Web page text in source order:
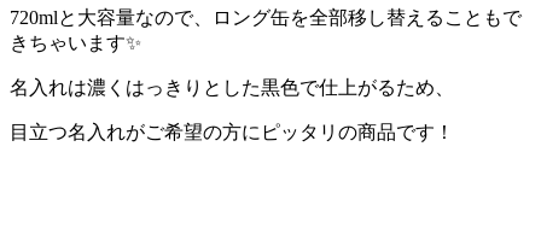
720mlと大容量なので、ロング缶を全部移し替えることもで
きちゃいます✨
名入れは濃くはっきりとした黒色で仕上がるため、
目立つ名入れがご希望の方にピッタリの商品です！